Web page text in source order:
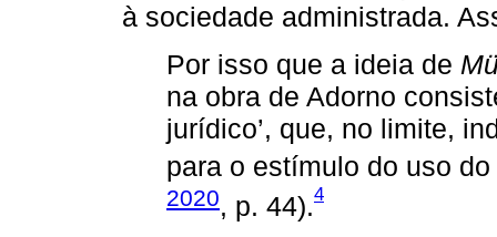
à sociedade administrada.
Por isso que a ideia de
na obra de Adorno
jurídico’, que, no limite,
para o estímulo do uso do
2020, p. 44).4